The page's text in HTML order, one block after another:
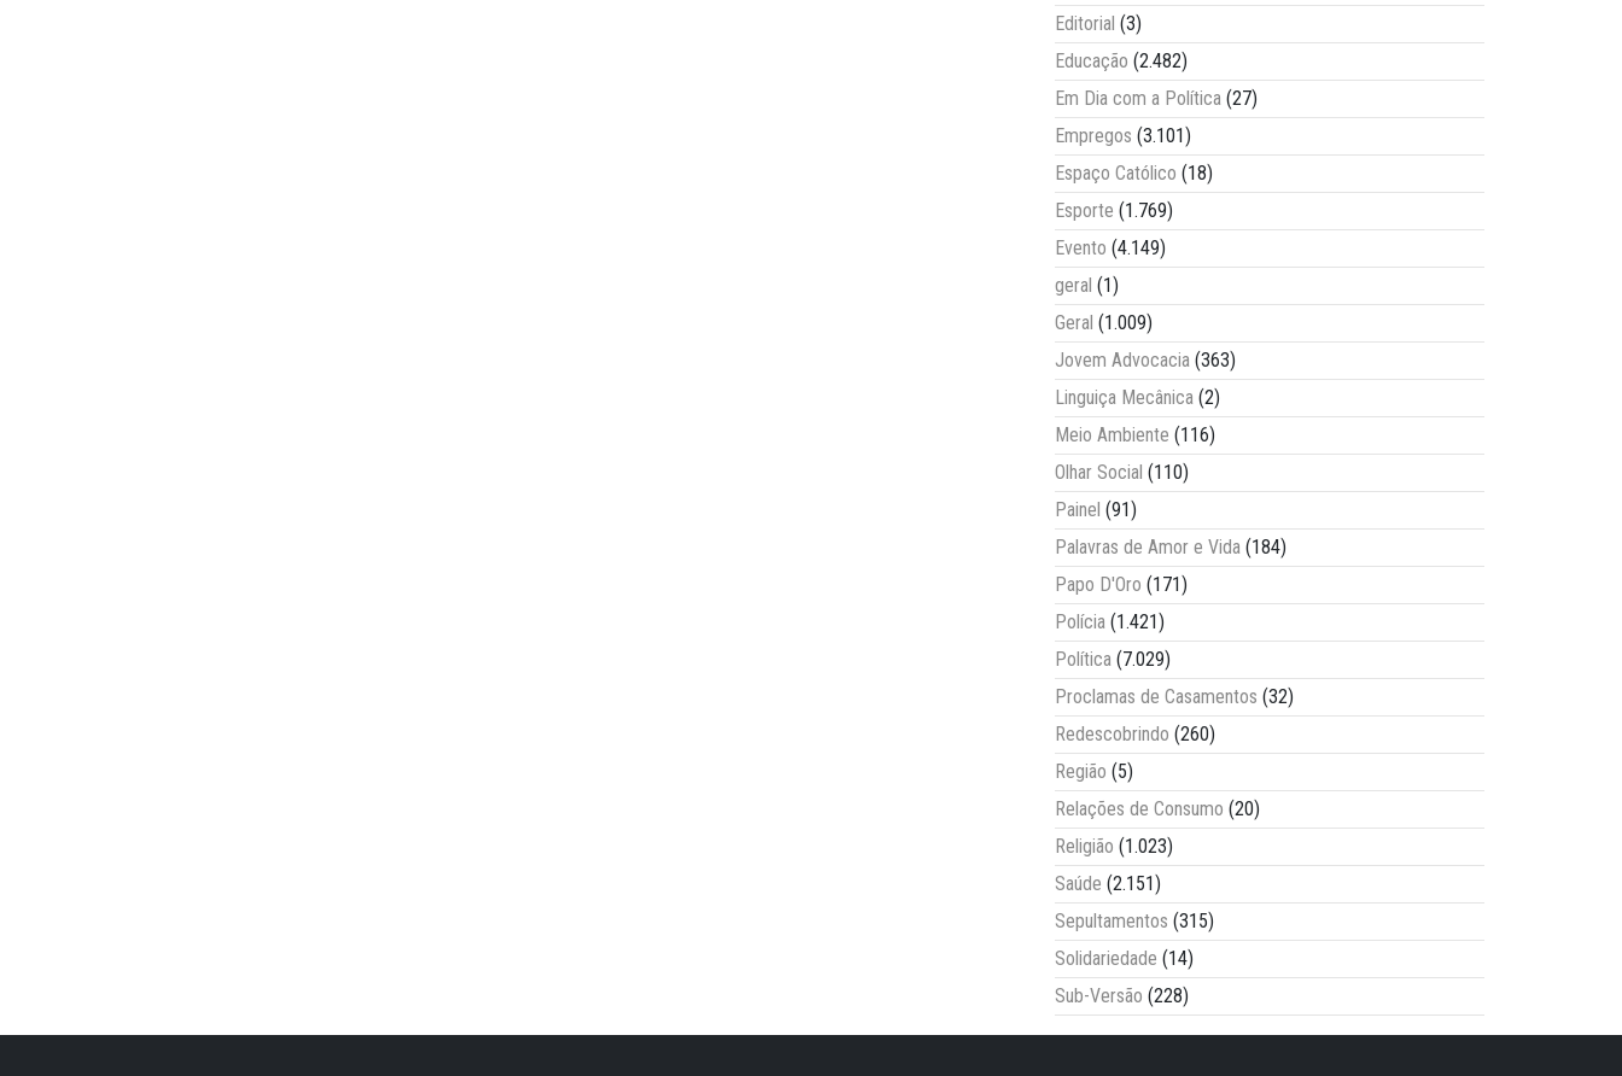
Editorial (3)
Educação (2.482)
Em Dia com a Política (27)
Empregos (3.101)
Espaço Católico (18)
Esporte (1.769)
Evento (4.149)
geral (1)
Geral (1.009)
Jovem Advocacia (363)
Linguiça Mecânica (2)
Meio Ambiente (116)
Olhar Social (110)
Painel (91)
Palavras de Amor e Vida (184)
Papo D'Oro (171)
Polícia (1.421)
Política (7.029)
Proclamas de Casamentos (32)
Redescobrindo (260)
Região (5)
Relações de Consumo (20)
Religião (1.023)
Saúde (2.151)
Sepultamentos (315)
Solidariedade (14)
Sub-Versão (228)